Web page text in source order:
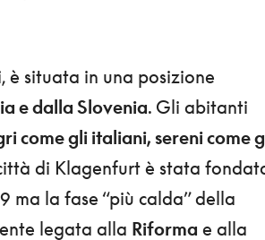
è situata in una posizione
e dalla Slovenia. Gli abitanti
come gli italiani, sereni come
di Klagenfurt è stata
ma la fase “più calda” della
legata alla Riforma e alla